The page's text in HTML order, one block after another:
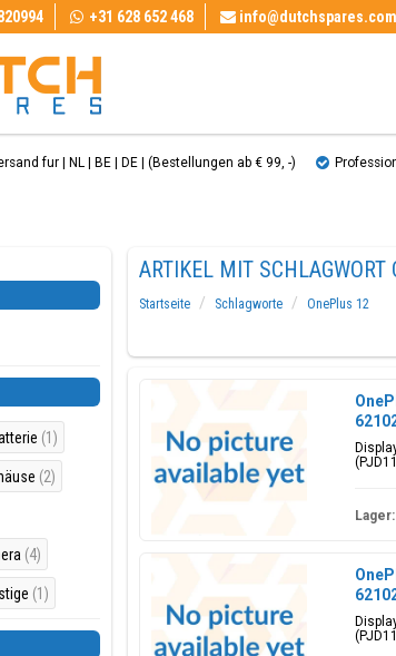
+31 628 652 468 info@dutchspares.com
fur | NL | BE | DE | (Bestellungen ab € 99, ​​-)
(1)
(2)
(4)
(1)
ARTIKEL MIT SCHLAGWORT
Startseite Schlagworte
OnePlus 12